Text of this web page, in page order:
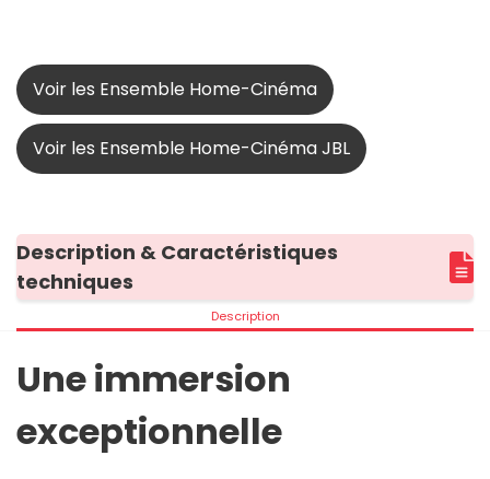
Voir les Ensemble Home-Cinéma
Voir les Ensemble Home-Cinéma JBL
Description & Caractéristiques
techniques
Description
Une immersion
exceptionnelle